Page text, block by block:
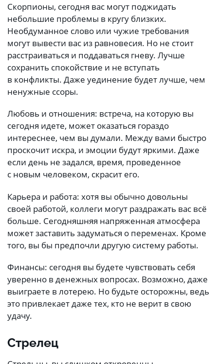
Скорпионы, сегодня вас могут поджидать
небольшие проблемы в кругу близких.
Необдуманное слово или чужие требования
могут вывести вас из равновесия. Но не стоит
расстраиваться и поддаваться гневу. Лучше
сохранить спокойствие и не вступать
в конфликты. Даже уединение будет лучше, чем
ненужные ссоры.
Любовь и отношения: встреча, на которую вы
сегодня идете, может оказаться гораздо
интереснее, чем вы думали. Между вами быстро
проскочит искра, и эмоции будут яркими. Даже
если день не задался, время, проведенное
с новым человеком, скрасит его.
Карьера и работа: хотя вы обычно довольны
своей работой, коллеги могут раздражать вас всё
больше. Сегодняшняя напряженная атмосфера
может заставить задуматься о переменах. Кроме
того, вы бы предпочли другую систему работы.
Финансы: сегодня вы будете чувствовать себя
уверенно в денежных вопросах. Возможно, даже
выиграете в лотерею. Но будьте осторожны, ведь
это привлекает даже тех, кто не верит в свою
удачу.
Стрелец